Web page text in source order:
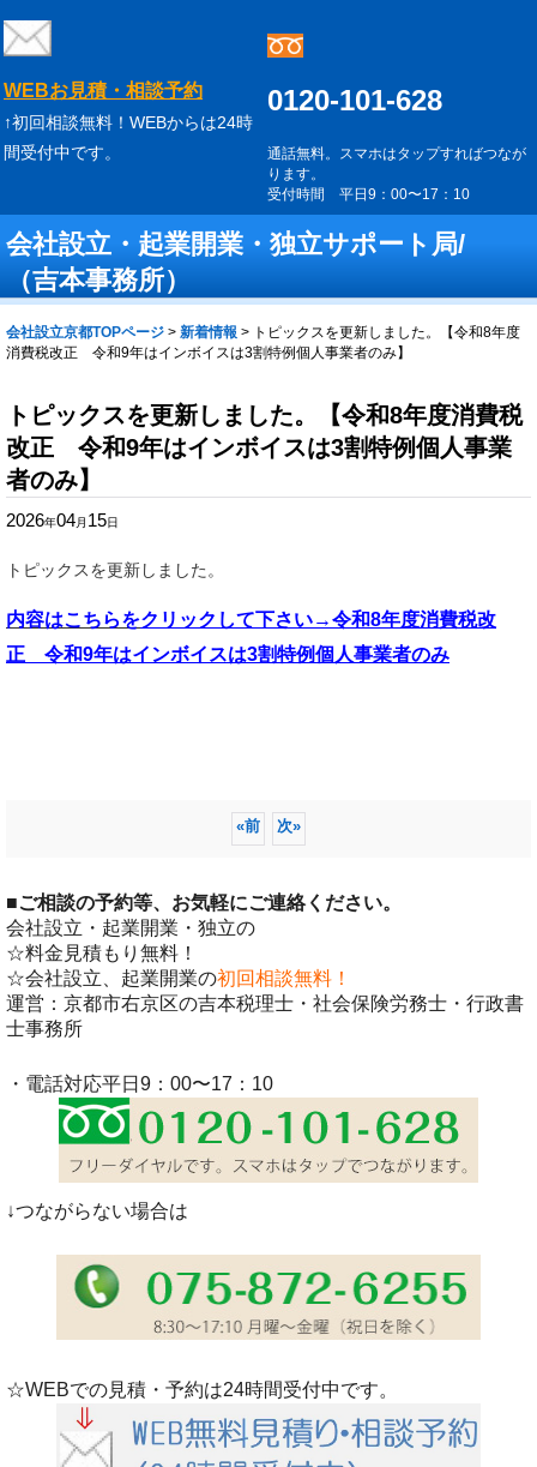
WEBお見積・相談予約
↑初回相談無料！WEBからは24時
間受付中です。
0120-101-628
通話無料。スマホはタップすればつなが
ります。
受付時間 平日9：00〜17：10
会社設立・起業開業・独立サポート局/
（吉本事務所）
会社設立京都TOPページ > 新着情報 > トピックスを更新しました。【令和8年度
消費税改正 令和9年はインボイスは3割特例個人事業者のみ】
トピックスを更新しました。【令和8年度消費税
改正 令和9年はインボイスは3割特例個人事業
者のみ】
2026年04月 15日
トピックスを更新しました。
内容はこちらをクリックして下さい→令和8年度消費税改
正 令和9年はインボイスは3割特例個人事業者のみ
«前 次»
■ご相談の予約等、お気軽にご連絡ください。
会社設立・起業開業・独立の
☆料金見積もり無料！
☆会社設立、起業開業の初回相談無料！
運営：京都市右京区の吉本税理士・社会保険労務士・行政書
士事務所
・電話対応平日9：00〜17：10
↓つながらない場合は
☆WEBでの見積・予約は24時間受付中です。